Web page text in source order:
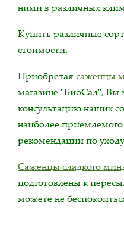
ними в различных
Купить различные
стоимости.
Приобретая саженцы
магазине "БиoСад", Вы
консультацию наших
наиболее приемлемого
рекомендации по
Саженцы сладкого
подготовлены к
можете не